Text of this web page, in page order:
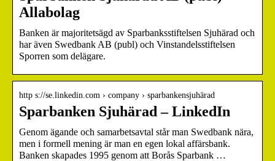
Allabolag
Banken är majoritetsägd av Sparbanksstiftelsen Sjuhärad och
har även Swedbank AB (publ) och Vinstandelsstiftelsen
Sporren som delägare.
http s://se.linkedin.com › company › sparbankensjuhärad
Sparbanken Sjuhärad – LinkedIn
Genom ägande och samarbetsavtal står man Swedbank nära,
men i formell mening är man en egen lokal affärsbank.
Banken skapades 1995 genom att Borås Sparbank …